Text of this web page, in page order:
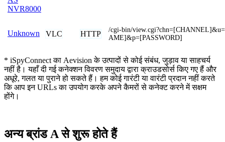
NVR8000
Unknown VLC HTTP
/cgi-bin/
AME]&p=[PASSWORD]
* iSpyConnect का Aevision के उत्पादों से कोई संबंध, जुड़ाव या साहचर्य
नहीं है। यहाँ दी गई कनेक्शन विवरण समुदाय द्वारा क्राउडसोर्स किए गए हैं और
अधूरे, गलत या पुराने हो सकते हैं। हम कोई गारंटी या वारंटी प्रदान नहीं करते
कि आप इन URLs का उपयोग करके अपने कैमरों से कनेक्ट करने में सक्षम
होंगे।
अन्य ब्रांड A से शुरू होते हैं